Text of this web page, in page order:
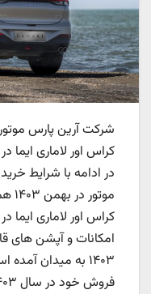
شرکت آرین پارس
در ادامه با شرایط
موتور در بهمن ۱۴۰۳ همراه شما هستیم.
کراس اور لاماری
امکانات و آپشن های
۱۴۰۳ به میدان
فروش خود در سال ۱۴۰۳ را اعلام کند.